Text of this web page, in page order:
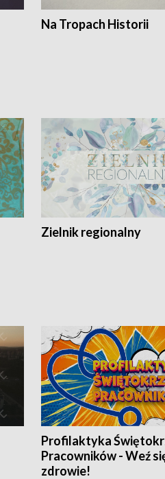
Na Tropach Historii
Zielnik regionalny
Profilaktyka
Pracowników - Weź
zdrowie!